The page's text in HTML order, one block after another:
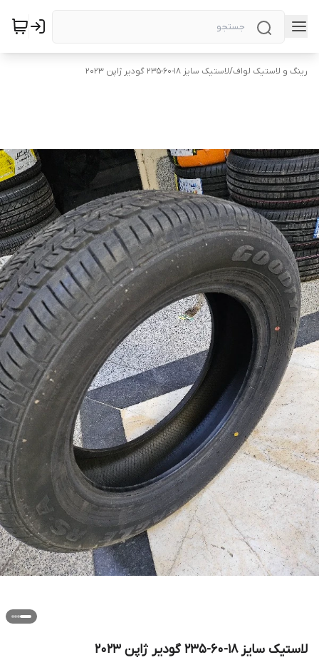
رینگ و لاستیک لواف/لاستیک سایز ۱۸-۶۰-۲۳۵ گودیر ژاپن ۲۰۲۳
لاستیک سایز ۱۸-۶۰-۲۳۵ گودیر ژاپن ۲۰۲۳